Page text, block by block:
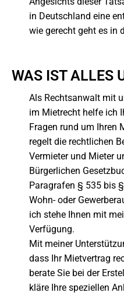
in Deutschland eine
wie gerecht geht es in
WAS IST ALLES
Als Rechtsanwalt mit
im Mietrecht helfe ich
Fragen rund um Ihren
regelt die rechtlichen
Vermieter und Mieter
Bürgerlichen
Paragrafen § 535 bis
Wohn- oder
ich stehe Ihnen mit
Verfügung.
Mit meiner
dass Ihr Mietvertrag
berate Sie bei der
kläre Ihre speziellen